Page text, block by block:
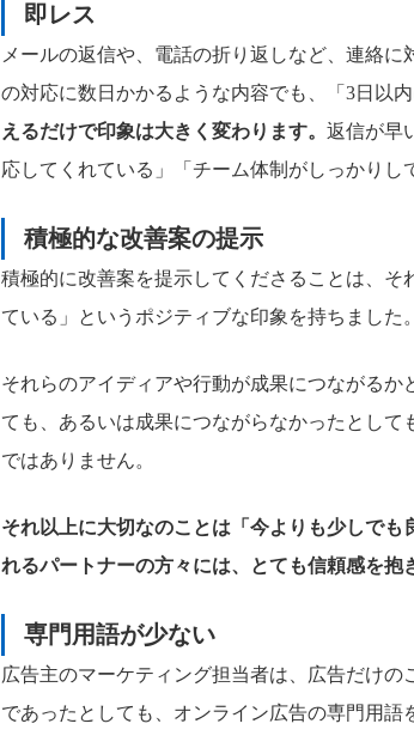
即レス
メールの返信や、電話の折り返しなど、連絡
の対応に数日かかるような内容でも、「3日以
えるだけで印象は大きく変わります。 返信が早
応してくれている」「チーム体制がしっかりし
積極的な改善案の提示
積極的に改善案を提示してくださることは、
ている」というポジティブな印象を持ちました。
それらのアイディアや行動が成果につながるか
ても、あるいは成果につながらなかったとし
ではありません。
それ以上に大切なのことは「今よりも少しでも
れるパートナーの方々には、とても信頼感を抱
専門用語が少ない
広告主のマーケティング担当者は、広告だけ
であったとしても、オンライン広告の専門用語